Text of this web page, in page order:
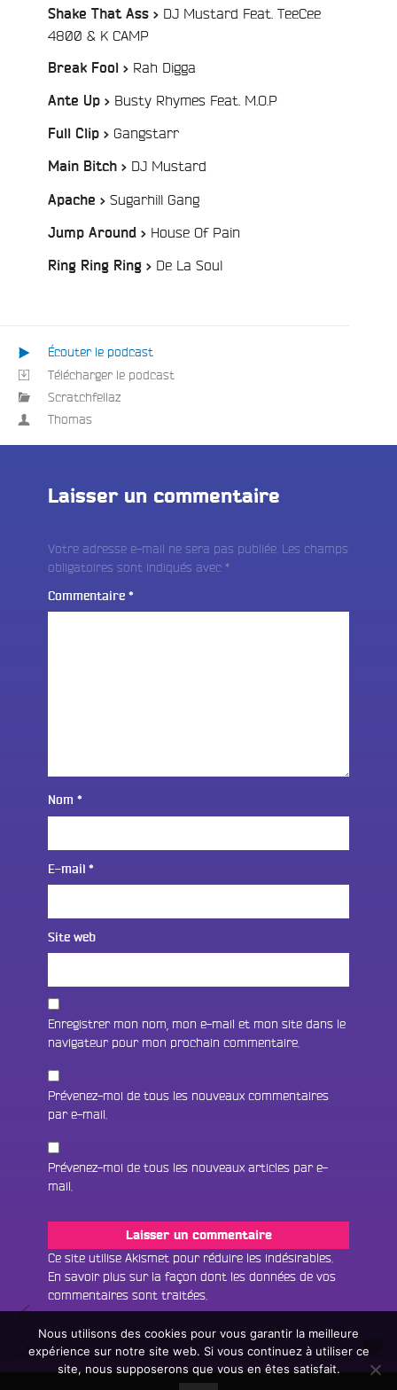
Shake That Ass > DJ Mustard Feat. TeeCee
4800 & K CAMP
Break Fool > Rah Digga
Ante Up > Busty Rhymes Feat. M.O.P
Full Clip > Gangstarr/
Main Bitch > DJ Mustard
Apache > Sugarhill Gang/
Jump Around > House Of Pain
Ring Ring Ring > De La Soul/
Écouter le podcast
Télécharger le podcast
Scratchfellaz
Thomas
Laisser un commentaire
Votre adresse e-mail ne sera pas publiée. Les champs
obligatoires sont indiqués avec *
Commentaire *
Nom *
E-mail *
Site web
Enregistrer mon nom, mon e-mail et mon site dans le
navigateur pour mon prochain commentaire.
Prévenez-moi de tous les nouveaux commentaires
par e-mail.
Prévenez-moi de tous les nouveaux articles par e-
mail.
Ce site utilise Akismet pour réduire les indésirables.
En savoir plus sur la façon dont les données de vos
commentaires sont traitées
Navigation
l’article
#94
Pussy
Boyz
#96
un
Écouter le direct
Tous les programmes
Nous utilisons des cookies pour vous garantir la meilleure
expérience sur notre site web. Si vous continuez à utiliser ce
site, nous supposerons que vous en êtes satisfait.